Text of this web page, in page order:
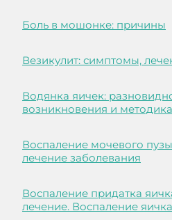
Боль в мошонке: причины
Везикулит: симптомы,
Водянка яичек:
возникновения и
Воспаление мочевого
лечение заболевания
Воспаление придатка
лечение. Воспаление яичка